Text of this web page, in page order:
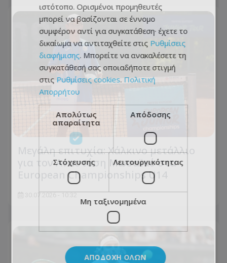
Μεγάλη επιτυχία: Χάλκινο μετάλλιο
για τον Αναστάση Μωσαϊκό στα
European Championships U14
30.07.2026 - 10:32
ιστότοπο. Ορισμένοι προμηθευτές
μπορεί να βασίζονται σε έννομο
συμφέρον αντί για συγκατάθεση· έχετε το
δικαίωμα να αντιταχθείτε στις Ρυθμίσεις
διαφήμισης. Μπορείτε να ανακαλέσετε τη
συγκατάθεσή σας οποιαδήποτε στιγμή
στις Ρυθμίσεις cookies. Πολιτική
Απορρήτου
Απολύτως
απαραίτητα
Απόδοσης
Στόχευσης Λειτουργικότητας
Μη ταξινομημένα
ΑΠΟΔΟΧΉ ΌΛΩΝ